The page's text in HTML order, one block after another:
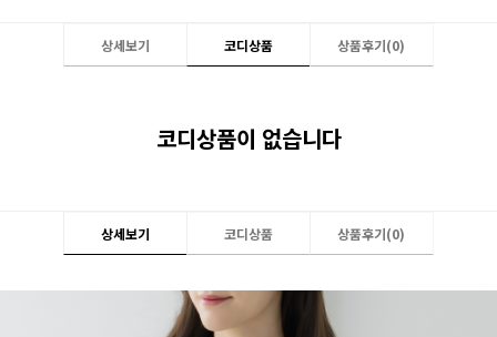
상세보기 코디상품 상품후기(0)
코디상품이 없습니다
상세보기 코디상품 상품후기(0)